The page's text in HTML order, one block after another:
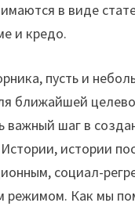
в виде
и кредо.
пусть и
ближайшей
важный шаг в
истории
социал-
режимом. Как мы